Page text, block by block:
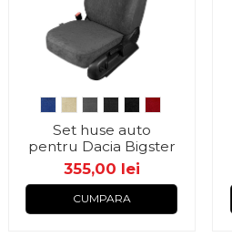
Set huse auto
pentru Dacia Bigster
355,00 lei
CUMPARA